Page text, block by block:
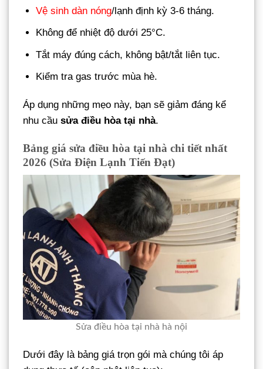
Vệ sinh dàn nóng/lạnh định kỳ 3-6 tháng.
Không để nhiệt độ dưới 25°C.
Tắt máy đúng cách, không bật/tắt liên tục.
Kiểm tra gas trước mùa hè.
Áp dụng những mẹo này, bạn sẽ giảm đáng kể
nhu cầu sửa điều hòa tại nhà.
Bảng giá sửa điều hòa tại nhà chi tiết nhất
2026 (Sửa Điện Lạnh Tiến Đạt)
Sửa điều hòa tại nhà hà nội
Dưới đây là bảng giá trọn gói mà chúng tôi áp